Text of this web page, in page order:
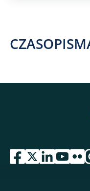
przejdź do serwisu
przejdź do
przejdź do
przejdź